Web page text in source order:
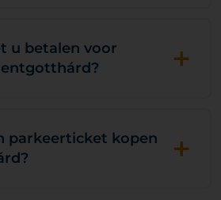
u betalen voor
+
parkeerticket kopen
+